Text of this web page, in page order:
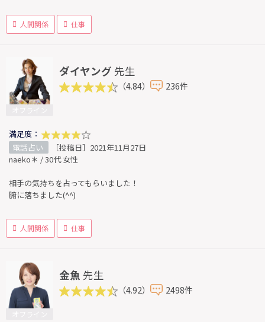
人間関係 仕事
ダイヤング 先生
（4.84） 236件
満足度：
電話占い
［投稿日］2021年11月27日
naeko＊ / 30代 女性
相手の気持ちを占ってもらいました！
腑に落ちました(^^)
人間関係 仕事
金魚 先生
（4.92） 2498件